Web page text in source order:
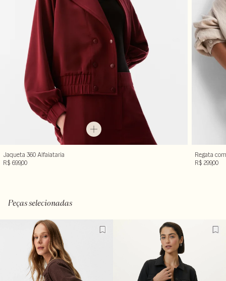
Jaqueta 360 Alfaiataria
R$ 699,00
Regata
R$ 299,00
Peças selecionadas